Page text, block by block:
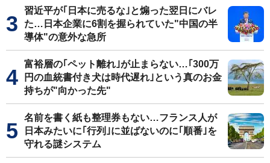
習近平が｢日本に売るな｣と煽った翌日にバレ
た…日本企業に6割を握られていた"中国の半
導体"の意外な急所
富裕層の｢ペット離れ｣が止まらない…｢300万
円の血統書付き犬は時代遅れ｣という真のお金
持ちが"向かった先"
名前を書く紙も整理券もない…フランス人が
日本みたいに｢行列｣に並ばないのに｢順番｣を
守れる謎システム